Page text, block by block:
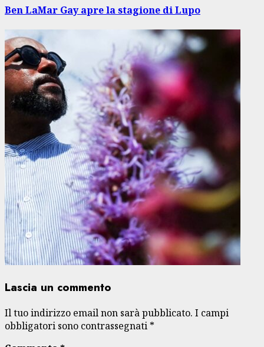
Ben LaMar Gay apre la stagione di Lupo
Lascia un commento
Il tuo indirizzo email non sarà pubblicato. I campi
obbligatori sono contrassegnati *